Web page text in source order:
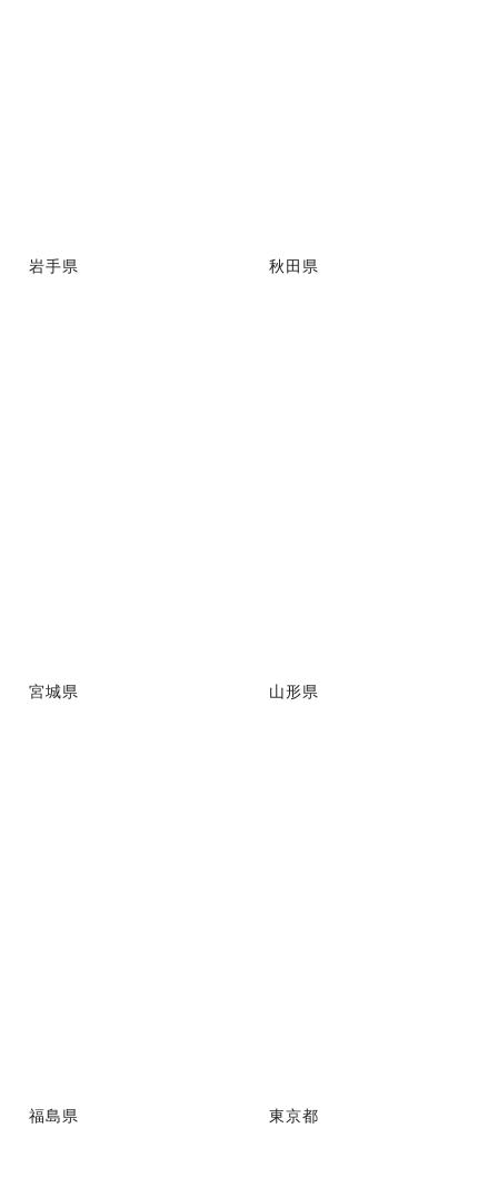
岩手県 秋田県
宮城県 山形県
福島県 東京都